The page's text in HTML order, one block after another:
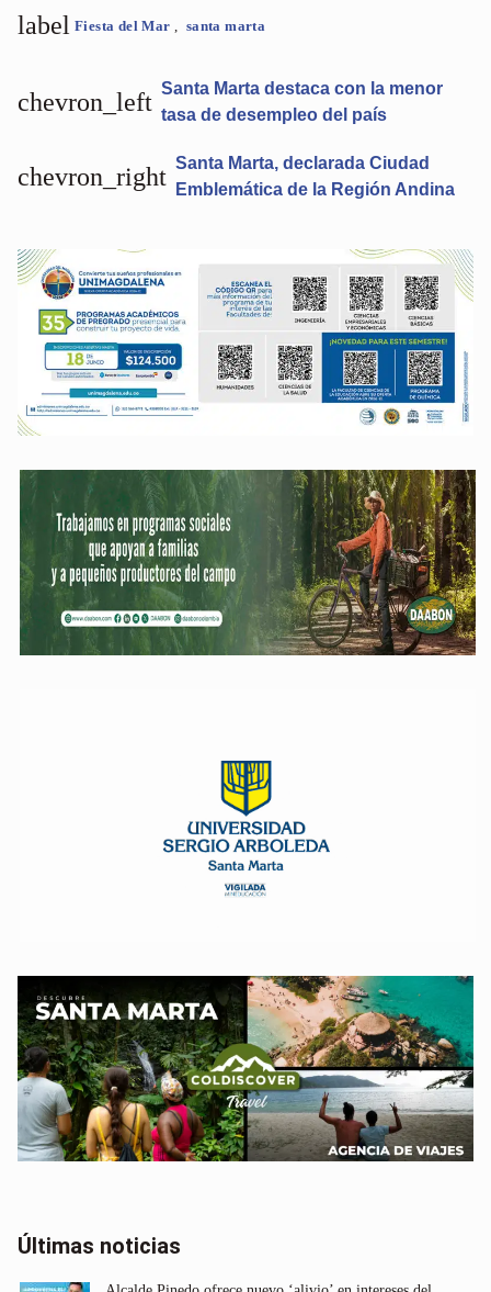
label Fiesta del Mar santa marta
chevron_left Santa Marta destaca con la menor
tasa de desempleo del país
Santa Marta, declarada Ciudad
Emblemática de la Región Andina
chevron_right
Últimas noticias